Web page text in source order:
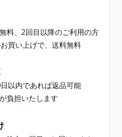
料、2回目以降のご利用の方
買い上げで、送料無料
以内であれば返品可能
負担いたします